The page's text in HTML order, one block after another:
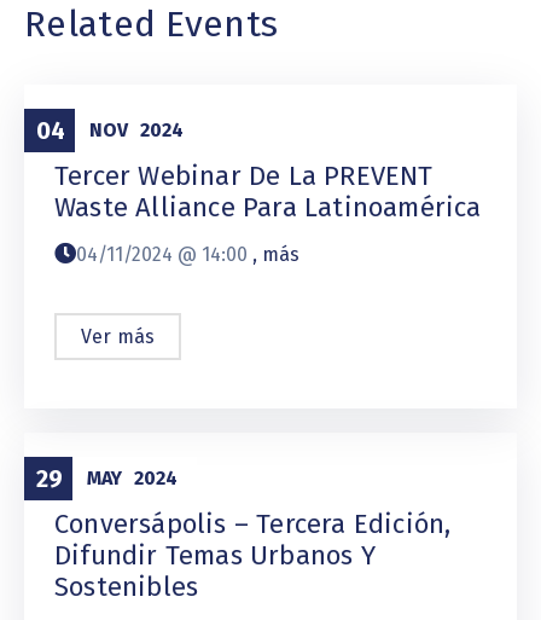
Related Events
04 NOV 2024
Presencial
Tercer Webinar De La PREVENT
Waste Alliance Para Latinoamérica
04/11/2024 @ 14:00 , más
Ver más
29 MAY 2024
Presencial
Conversápolis – Tercera Edición,
Difundir Temas Urbanos Y
Sostenibles